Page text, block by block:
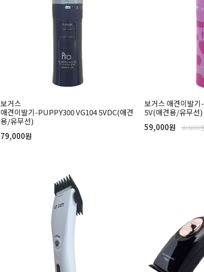
보거스
애견이발기-PUPPY300 VG104 5VDC(애견
용/유무선)
79,000원
보거스 애견이발
5V(애견용/유무선)
59,000원
103,000